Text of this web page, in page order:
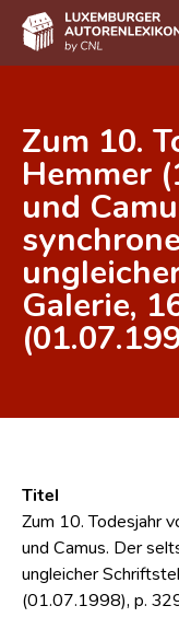
DE FR
Home
Autor(inn)en A-Z
Erweiterte Suche
Häufige Fragen
Zum 10.
Hemmer
und
Galerie,
Titel
Zum 10. Todesjahr
und Camus. Der
ungleicher
(01.07.1998), p.